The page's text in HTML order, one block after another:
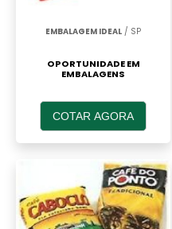
EMBALAGEM IDEAL / SP
OPORTUNIDADE EM
EMBALAGENS
COTAR AGORA